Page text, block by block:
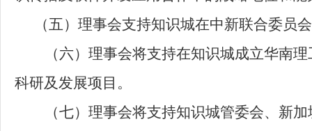
（五） 理事会支持知识城在中新联合委员
（六） 理事会将支持在知识城成立华南
科研及发展项目。
（七） 理事会将支持知识城管委会、新